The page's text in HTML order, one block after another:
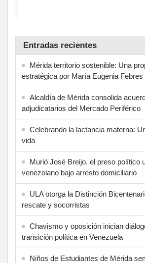
Entradas recientes
Mérida territorio sostenible: Una
estratégica por María Eugenia Febres
Alcaldía de Mérida consolida
adjudicatarios del Mercado Periférico
Celebrando la lactancia materna:
vida
Murió José Breijo, el preso político
venezolano bajo arresto domiciliario
ULA otorga la Distinción
rescate y socorristas
Chavismo y oposición inician
transición política en Venezuela
Niños de Estudiantes de Mérida